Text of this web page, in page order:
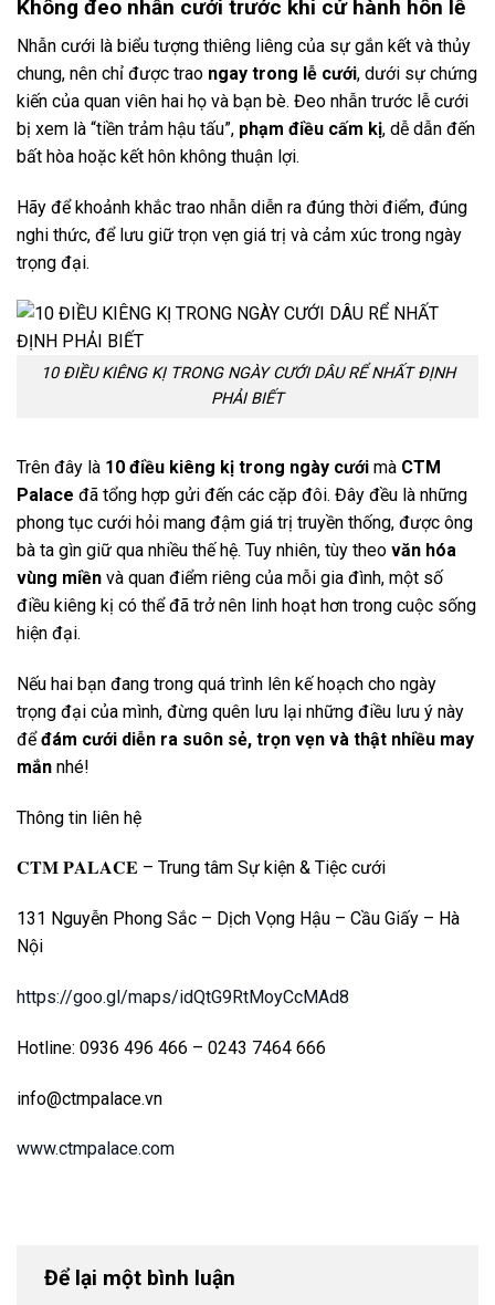
Không đeo nhẫn cưới trước khi cử hành hôn lễ
Nhẫn cưới là biểu tượng thiêng liêng của sự gắn kết và thủy
chung, nên chỉ được trao ngay trong lễ cưới, dưới sự chứng
kiến của quan viên hai họ và bạn bè. Đeo nhẫn trước lễ cưới
bị xem là “tiền trảm hậu tấu”, phạm điều cấm kị, dễ dẫn đến
bất hòa hoặc kết hôn không thuận lợi.
Hãy để khoảnh khắc trao nhẫn diễn ra đúng thời điểm, đúng
nghi thức, để lưu giữ trọn vẹn giá trị và cảm xúc trong ngày
trọng đại.
10 ĐIỀU KIÊNG KỊ TRONG NGÀY CƯỚI DÂU RỂ NHẤT ĐỊNH
PHẢI BIẾT
Trên đây là 10 điều kiêng kị trong ngày cưới mà CTM
Palace đã tổng hợp gửi đến các cặp đôi. Đây đều là những
phong tục cưới hỏi mang đậm giá trị truyền thống, được ông
bà ta gìn giữ qua nhiều thế hệ. Tuy nhiên, tùy theo văn hóa
vùng miền và quan điểm riêng của mỗi gia đình, một số
điều kiêng kị có thể đã trở nên linh hoạt hơn trong cuộc sống
hiện đại.
Nếu hai bạn đang trong quá trình lên kế hoạch cho ngày
trọng đại của mình, đừng quên lưu lại những điều lưu ý này
đểđám cưới diễn ra suôn sẻ, trọn vẹn và thật nhiều may
mắn nhé!
Thông tin liên hệ
𝐂𝐓𝐌 𝐏𝐀𝐋𝐀𝐂𝐄 – Trung tâm Sự kiện & Tiệc cưới
131 Nguyễn Phong Sắc – Dịch Vọng Hậu – Cầu Giấy – Hà
Nội
https://goo.gl/maps/idQtG9RtMoyCcMAd8
Hotline: 0936 496 466 – 0243 7464 666
info@ctmpalace.vn
www.ctmpalace.com
Để lại một bình luận